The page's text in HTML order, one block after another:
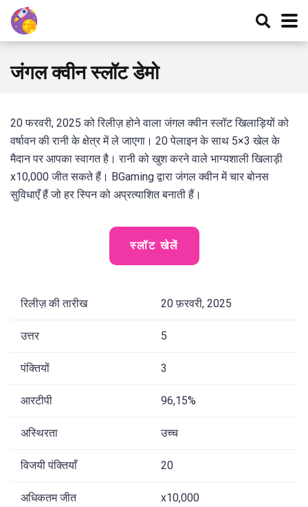
जंगल क्वीन स्लॉट डेमो
20 फरवरी, 2025 को रिलीज़ होने वाला जंगल क्वीन स्लॉट खिलाड़ियों को
वर्षावन की रानी के क्षेत्र में ले जाएगा। 20 पेलाइन के साथ 5×3 खेल के
मैदान पर आपका स्वागत है। रानी को खुश करने वाले भाग्यशाली खिलाड़ी
x10,000 जीत सकते हैं। BGaming द्वारा जंगल क्वीन में चार बोनस
सुविधाएँ हैं जो हर स्पिन को अप्रत्याशित बनाती हैं।
स्लॉट खेलें
रिलीज़ की तारीख 20 फ़रवरी, 2025
उत्तर 5
पंक्तियों 3
आरटीपी 96,15%
अस्थिरता उच्च
विजयी पंक्तियाँ 20
अधिकतम जीत х10,000